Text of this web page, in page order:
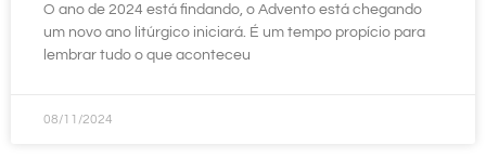
O ano de 2024 está findando, o Advento está chegando
um novo ano litúrgico iniciará. É um tempo propício para
lembrar tudo o que aconteceu
08/11/2024